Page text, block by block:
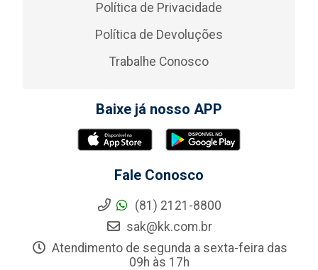
Política de Privacidade
Política de Devoluções
Trabalhe Conosco
Baixe já nosso APP
Fale Conosco
(81) 2121-8800
sak@kk.com.br
Atendimento de segunda a sexta-feira das
09h às 17h